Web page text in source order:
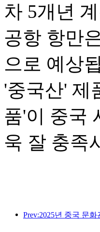
차 5개년
공항 항만
으로 예상
'중국산' 제
품'이 중국
욱 잘 충족